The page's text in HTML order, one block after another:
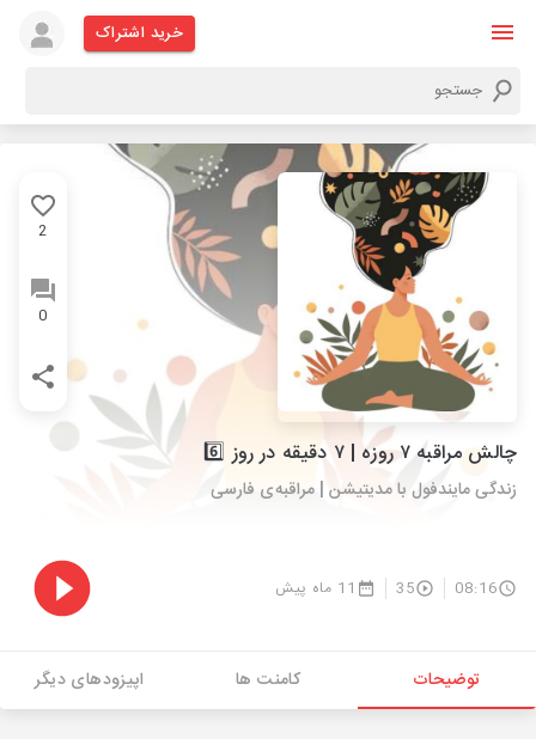
خرید اشتراک
2
0
چالش مراقبه ۷ روزه | ۷ دقیقه در روز 6️⃣
زندگی مایندفول با مدیتیشن | مراقبه‌ی فارسی
08:16
35 11 ماه پیش
توضیحات کامنت ها اپیزودهای دیگر